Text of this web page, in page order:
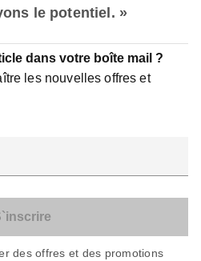
le potentiel. »
dans votre boîte mail ?
les nouvelles offres et
des offres et des promotions